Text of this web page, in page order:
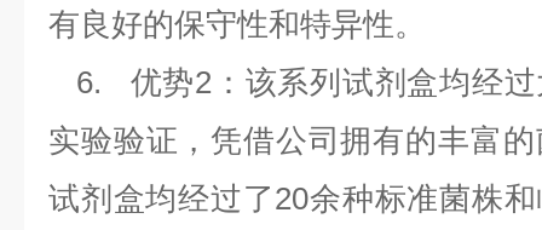
有良好的保守性和特异性。
6. 优势2 ：该系列试剂盒均经
实验验证，凭借公司拥有的丰富
试剂盒均经过了20余种标准菌株